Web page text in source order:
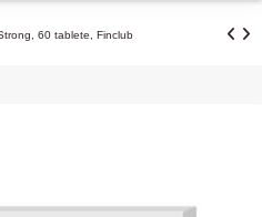
60 tablete, Finclub